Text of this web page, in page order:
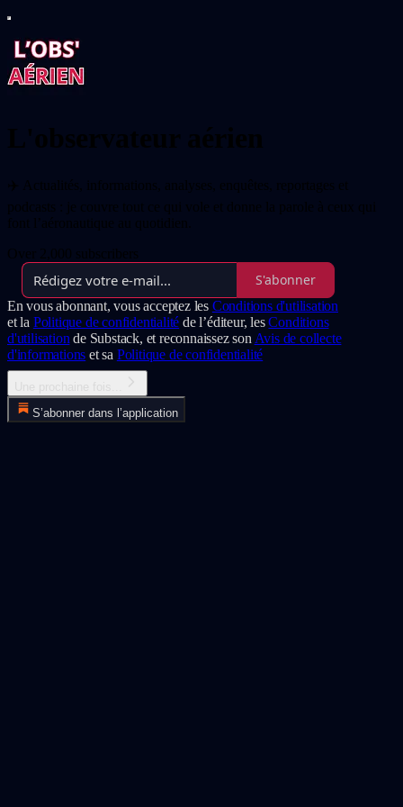
S'abonner
En vous abonnant, vous acceptez les Conditions d'utilisation
et la Politique de confidentialité de l’éditeur, lesConditions
d'utilisation de Substack, et reconnaissez son Avis de collecte
d'informations et sa Politique de confidentialité
S’abonner dans l’application